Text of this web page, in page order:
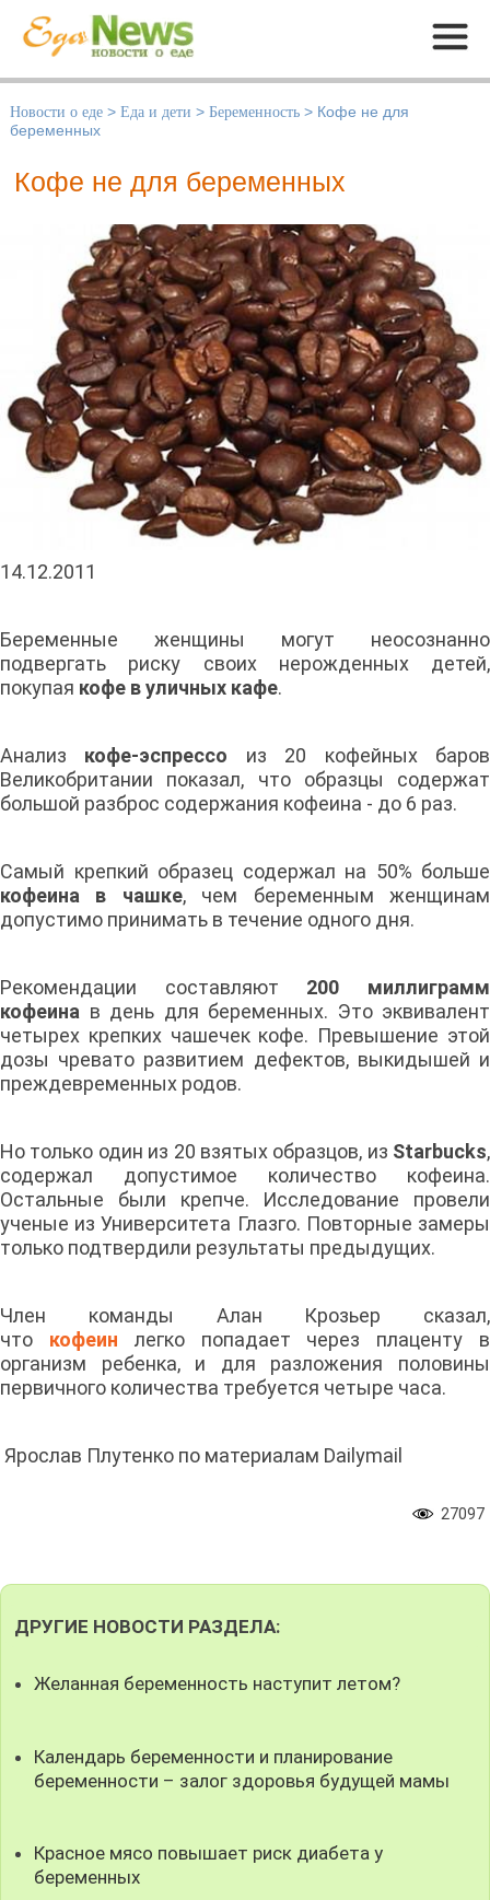
Меню
Новости о еде > Еда и дети > Беременность > Кофе не для
беременных
Кофе не для беременных
14.12.2011
Беременные женщины могут неосознанно
подвергать риску своих нерожденных детей,
покупая кофе в уличных кафе.
Анализ кофе-эспрессо из 20 кофейных баров
Великобритании показал, что образцы содержат
большой разброс содержания кофеина - до 6 раз.
Самый крепкий образец содержал на 50% больше
кофеина в чашке, чем беременным женщинам
допустимо принимать в течение одного дня.
Рекомендации составляют 200 миллиграмм
кофеина в день для беременных. Это эквивалент
четырех крепких чашечек кофе. Превышение этой
дозы чревато развитием дефектов, выкидышей и
преждевременных родов.
Но только один из 20 взятых образцов, из Starbucks,
содержал допустимое количество кофеина.
Остальные были крепче. Исследование провели
ученые из Университета Глазго. Повторные замеры
только подтвердили результаты предыдущих.
Член команды Алан Крозьер сказал,
что кофеин легко попадает через плаценту в
организм ребенка, и для разложения половины
первичного количества требуется четыре часа.
Ярослав Плутенко по материалам Dailymail
27097
ДРУГИЕ НОВОСТИ РАЗДЕЛА:
Желанная беременность наступит летом?
Календарь беременности и планирование
беременности – залог здоровья будущей мамы
Красное мясо повышает риск диабета у
беременных